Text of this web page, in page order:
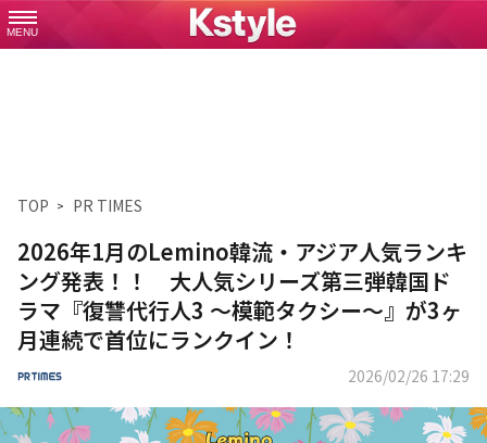
MENU
TOP PR TIMES
2026年1月のLemino韓流・アジア人気ランキ
ング発表！！ 大人気シリーズ第三弾韓国ド
ラマ『復讐代行人3 ～模範タクシー～』が3ヶ
月連続で首位にランクイン！
2026/02/26 17:29